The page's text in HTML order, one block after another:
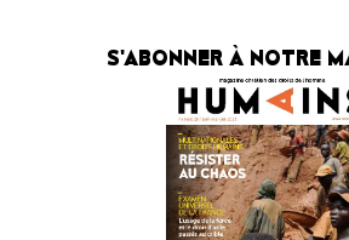
S'ABONNER À NOTRE